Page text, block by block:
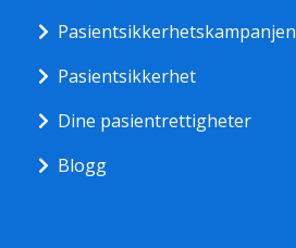
Pasientsikkerhetskampanjen
Pasientsikkerhet
Dine pasientrettigheter
Blogg